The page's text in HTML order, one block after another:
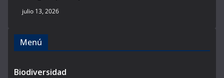
julio 13, 2026
Menú
Biodiversidad